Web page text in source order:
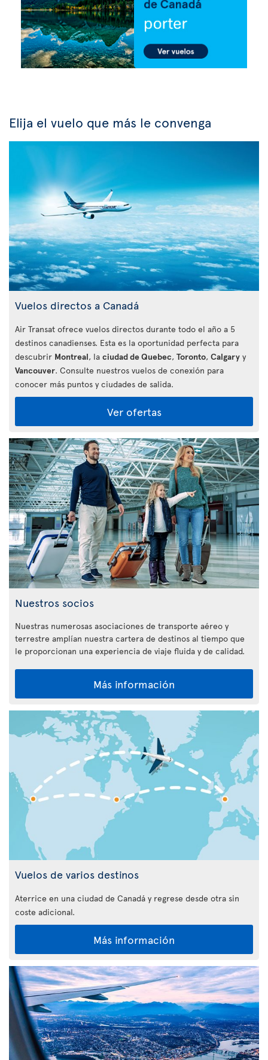
Elija el vuelo que más le convenga
Vuelos directos a Canadá
Air Transat ofrece vuelos directos durante todo el año a 5
destinos canadienses. Esta es la oportunidad perfecta para
descubrir Montreal, la ciudad de Quebec, Toronto, Calgary y
Vancouver. Consulte nuestros vuelos de conexión para
conocer más puntos y ciudades de salida.
Ver ofertas
Nuestros socios
Nuestras numerosas asociaciones de transporte aéreo y
terrestre amplían nuestra cartera de destinos al tiempo que
le proporcionan una experiencia de viaje fluida y de calidad.
Más información
Vuelos de varios destinos
Aterrice en una ciudad de Canadá y regrese desde otra sin
coste adicional.
Más información